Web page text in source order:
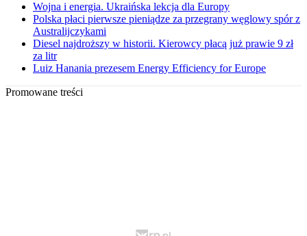
Wojna i energia. Ukraińska lekcja dla Europy
Polska płaci pierwsze pieniądze za przegrany węglowy spór z
Australijczykami
Diesel najdroższy w historii. Kierowcy płacą już prawie 9 zł
za litr
Luiz Hanania prezesem Energy Efficiency for Europe
Promowane treści